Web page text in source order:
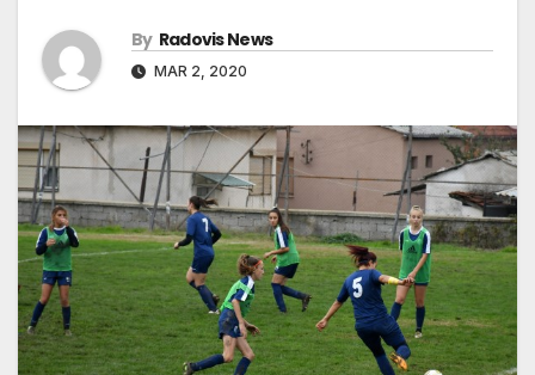
By Radovis News
MAR 2, 2020